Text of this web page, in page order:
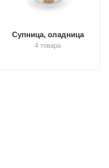
Супница, оладница
4 товара